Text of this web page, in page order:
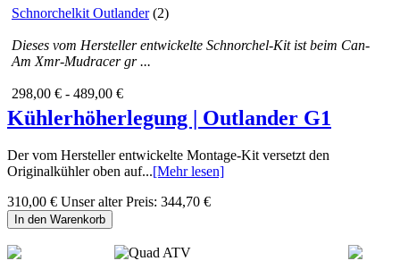
Schnorchelkit Outlander (2)
Dieses vom Hersteller entwickelte Schnorchel-Kit ist beim Can-
Am Xmr-Mudracer gr ...
298,00 € - 489,00 €
Kühlerhöherlegung | Outlander G1
Der vom Hersteller entwickelte Montage-Kit versetzt den
Originalkühler oben auf...[Mehr lesen]
310,00 € Unser alter Preis: 344,70 €
In den Warenkorb